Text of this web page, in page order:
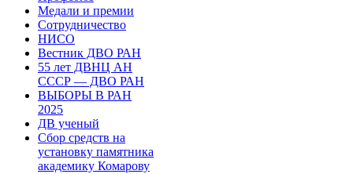
Медали и премии
Сотрудничество
НИСО
Вестник ДВО РАН
55 лет ДВНЦ АН
СССР — ДВО РАН
ВЫБОРЫ В РАН
2025
ДВ ученый
Сбор средств на
установку памятника
академику Комарову